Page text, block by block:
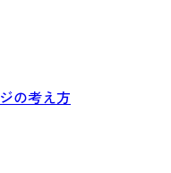
の考え方